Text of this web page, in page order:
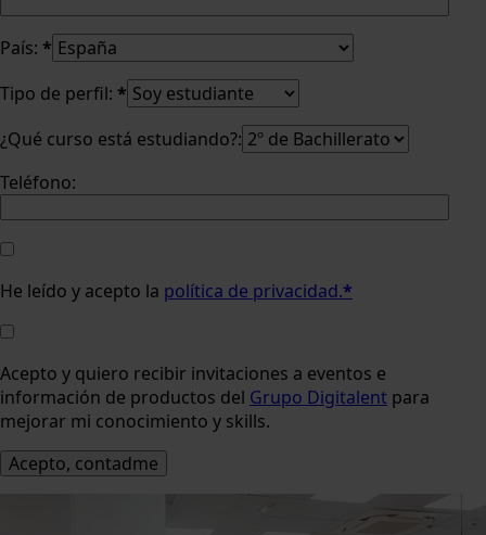
País: *
Tipo de perfil: *
¿Qué curso está estudiando?:
Teléfono:
He leído y acepto la política de privacidad.*
Acepto y quiero recibir invitaciones a eventos e
información de productos del Grupo Digitalent para
mejorar mi conocimiento y skills.